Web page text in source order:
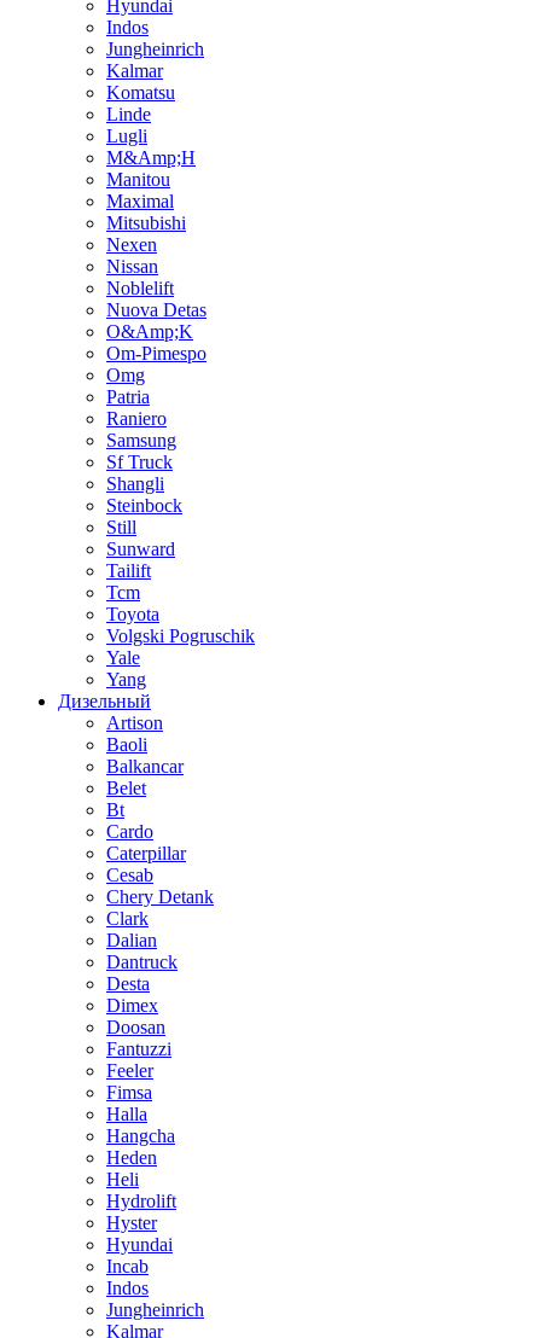
Hyundai
Indos
Jungheinrich
Kalmar
Komatsu
Linde
Lugli
M&Amp;H
Manitou
Maximal
Mitsubishi
Nexen
Nissan
Noblelift
Nuova Detas
O&Amp;K
Om-Pimespo
Omg
Patria
Raniero
Samsung
Sf Truck
Shangli
Steinbock
Still
Sunward
Tailift
Tcm
Toyota
Volgski Pogruschik
Yale
Yang
Дизельный
Artison
Baoli
Balkancar
Belet
Bt
Cardo
Caterpillar
Cesab
Chery Detank
Clark
Dalian
Dantruck
Desta
Dimex
Doosan
Fantuzzi
Feeler
Fimsa
Halla
Hangcha
Heden
Heli
Hydrolift
Hyster
Hyundai
Incab
Indos
Jungheinrich
Kalmar